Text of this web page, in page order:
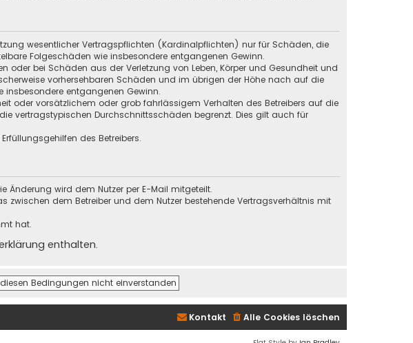
wesentlicher Vertragspflichten (Kardinalpflichten) nur für Schäden, die
Folgeschäden wie insbesondere entgangenen Gewinn.
bei Schäden aus der Verletzung von Leben, Körper und Gesundheit und
vorhersehbaren Schäden und im übrigen der Höhe nach auf die
entgangenen Gewinn.
oder vorsätzlichem oder grob fahrlässigem Verhalten des Betreibers auf die
vertragstypischen Durchschnittsschäden begrenzt. Dies gilt auch für
des Betreibers.
Änderung wird dem Nutzer per E-Mail mitgeteilt.
zwischen dem Betreiber und dem Nutzer bestehende Vertragsverhältnis mit
hat.
enthalten.
Alle Cookies löschen
Kontakt